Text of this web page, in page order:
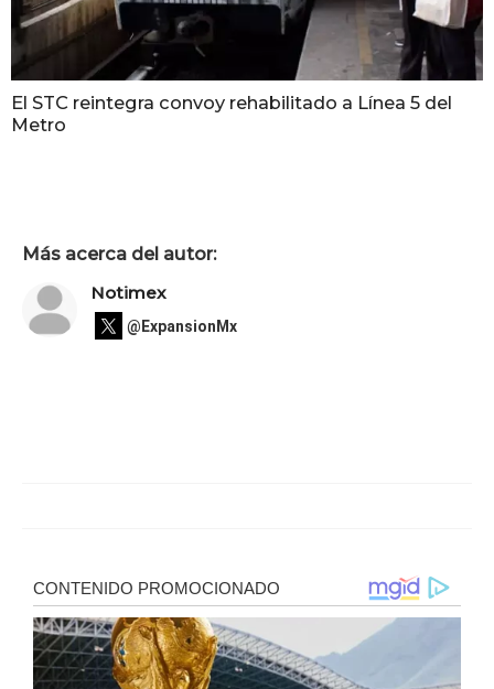
El STC reintegra convoy rehabilitado a Línea 5 del
Metro
Más acerca del autor:
Notimex
@ExpansionMx